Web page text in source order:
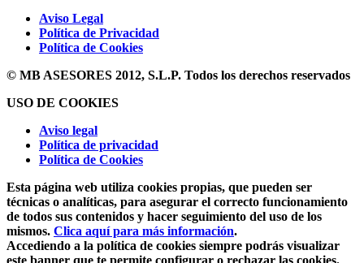
Aviso Legal
Política de Privacidad
Política de Cookies
© MB ASESORES 2012, S.L.P. Todos los derechos reservados
USO DE COOKIES
Aviso legal
Política de privacidad
Política de Cookies
Esta página web utiliza cookies propias, que pueden ser
técnicas o analíticas, para asegurar el correcto funcionamiento
de todos sus contenidos y hacer seguimiento del uso de los
mismos. Clica aquí para más información.
Accediendo a la política de cookies siempre podrás visualizar